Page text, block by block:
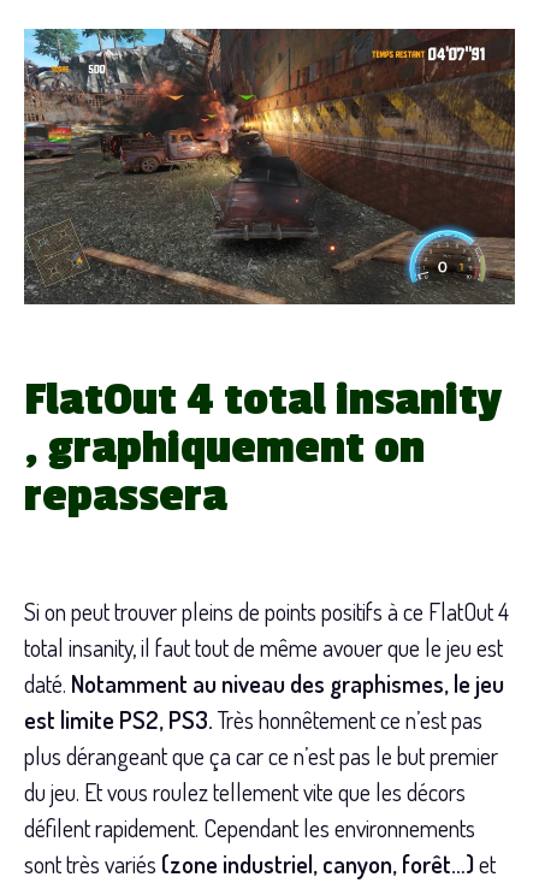
FlatOut 4 total insanity
, graphiquement on
repassera
Si on peut trouver pleins de points positifs à ce FlatOut 4
total insanity, il faut tout de même avouer que le jeu est
daté. Notamment au niveau des graphismes, le jeu
est limite PS2, PS3.Très honnêtement ce n’est pas
plus dérangeant que ça car ce n’est pas le but premier
du jeu. Et vous roulez tellement vite que les décors
défilent rapidement. Cependant les environnements
sont très variés (zone industriel, canyon, forêt…)et